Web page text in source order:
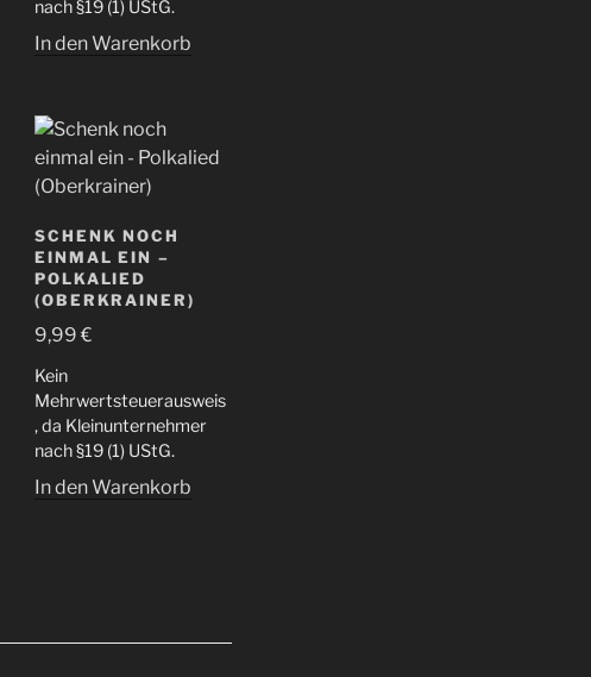
nach §19 (1) UStG.
In den Warenkorb
SCHENK NOCH
EINMAL EIN –
POLKALIED
(OBERKRAINER)
9,99€
Kein
Mehrwertsteuerausweis
, da Kleinunternehmer
nach §19 (1) UStG.
In den Warenkorb